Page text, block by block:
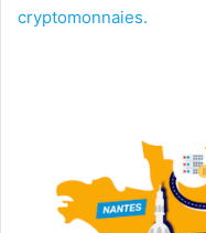
cryptomonnaies.